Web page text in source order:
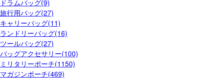
ドラムバッグ(9)
旅行用バッグ(27)
キャリーバッグ(11)
ランドリーバッグ(16)
ツールバッグ(27)
バッグアクセサリー(100)
ミリタリーポーチ(1150)
マガジンポーチ(469)